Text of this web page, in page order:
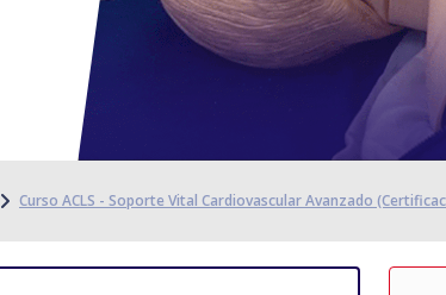
Curso ACLS - Soporte Vital Cardiovascular Avanzado